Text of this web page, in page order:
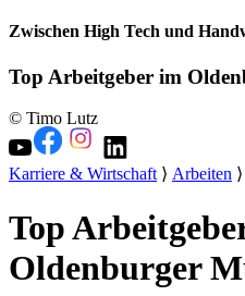
Zwischen High Tech und
Top Arbeitgeber im
© Timo Lutz
Karriere & Wirtschaft⟩ Arbeiten
Top
Oldenburger